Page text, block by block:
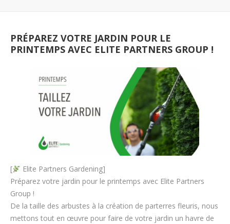
PRÉPAREZ VOTRE JARDIN POUR LE
PRINTEMPS AVEC ELITE PARTNERS GROUP !
[
Elite Partners Gardening]
Préparez votre jardin pour le printemps avec Elite Partners
Group !
De la taille des arbustes à la création de parterres fleuris, nous
mettons tout en œuvre pour faire de votre jardin un havre de